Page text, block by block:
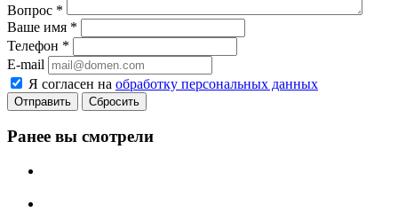
Вопрос *
Ваше имя *
Телефон *
E-mail
Я согласен на обработку персональных данных
Сбросить
Ранее вы смотрели